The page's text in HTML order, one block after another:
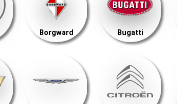
Borgward Bugatti